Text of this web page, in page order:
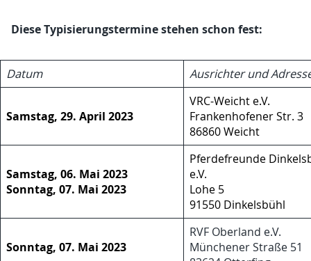
Diese Typisierungstermine stehen schon fest:
Datum Ausrichter und
Samstag, 29. April 2023
VRC-Weicht e.V.
Frankenhofener Str. 3
86860 Weicht
Samstag, 06. Mai 2023
Sonntag, 07. Mai 2023
Pferdefreunde
e.V.
Lohe 5
91550 Dinkelsbühl
Sonntag, 07. Mai 2023
RVF Oberland e.V.
Münchener Straße 51